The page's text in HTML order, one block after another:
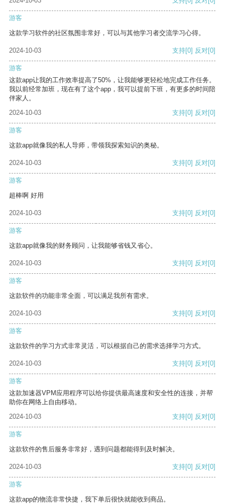
游客
这款学习软件的社区氛围非常好，可以与其他学习者交流学习心得。
2024-10-03 支持[0] 反对[0]
游客
这款app让我的工作效率提高了50%，让我能够更轻松地完成工作任务。
我以前经常加班，现在有了这个app，我可以提前下班，有更多的时间陪
伴家人。
2024-10-03
支持[0] 反对[0]
游客
这款app就像我的私人导师，带领我探索知识的奥秘。
2024-10-03 支持[0] 反对[0]
游客
超棒啊 好用
2024-10-03 支持[0] 反对[0]
游客
这款app就像我的财务顾问，让我能够省钱又省心。
2024-10-03 支持[0] 反对[0]
游客
这款软件的功能非常全面，可以满足我所有需求。
2024-10-03 支持[0] 反对[0]
游客
这款软件的学习方式非常灵活，可以根据自己的需求选择学习方式。
2024-10-03 支持[0] 反对[0]
游客
这款加速器VPM应用程序可以给你提供最高速度和安全性的连接，并帮
助你在网络上自由移动。
2024-10-03
支持[0] 反对[0]
游客
这款软件的售后服务非常好，遇到问题都能得到及时解决。
2024-10-03 支持[0] 反对[0]
游客
这款app的物流非常快捷，我下单后很快就能收到商品。